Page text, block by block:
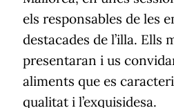
els responsables de les
destacades de l’illa. Ells
presentaran i us
aliments que es
qualitat i l’exquisidesa.